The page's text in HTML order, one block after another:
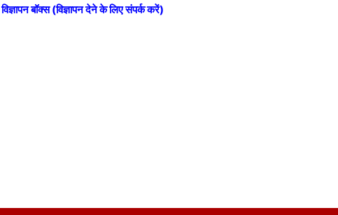
विज्ञापन बॉक्स (विज्ञापन देने के लिए संपर्क करें)